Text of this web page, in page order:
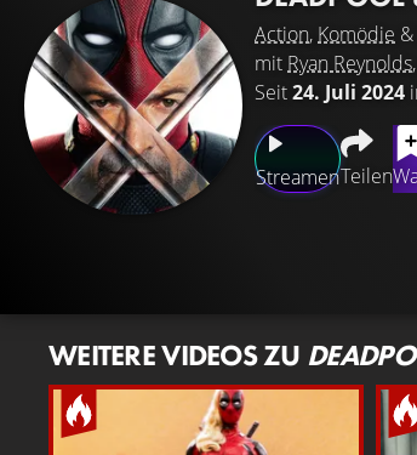
Action, Komödie &
mit Ryan Reynolds,
Seit24. Juli 2024
StreamenTeilen
WEITERE VIDEOS ZU